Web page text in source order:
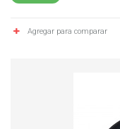
Agregar para comparar